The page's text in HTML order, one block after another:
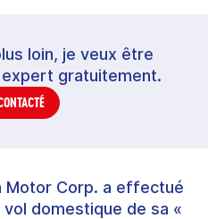
loin, je veux être
gratuitement.
Motor Corp. a effectué
domestique de sa «